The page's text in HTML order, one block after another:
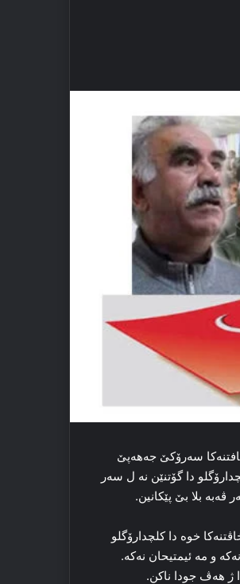
سه‌رۆکێ جەھەپێ
دا گۆتنێن نه‌ ل سه‌ر
بلا بێ پێکانین.
خوه‌ دا کلچدارۆگلو
و مه‌ ئیمتیحان نه‌کە.
ژ هه‌ڤ جودا ناکن.